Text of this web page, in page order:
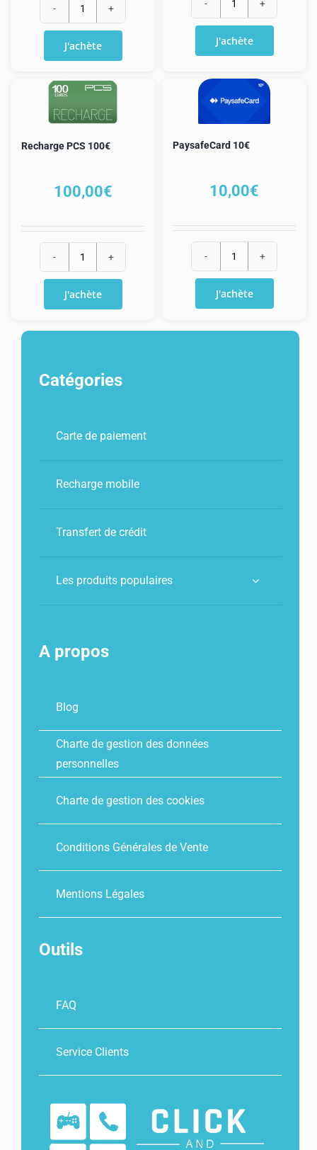
50€
J'achète
PaysafeCard
J'achète
Recharge PCS 100€
100,00€
Recharge
J'achète
PaysafeCard 10€
10,00€
PaysafeCard
J'achète
Catégories
Carte de paiement
Recharge mobile
Transfert de crédit
Les produits populaires
A propos
Blog
Charte de gestion des données
personnelles
Charte de gestion des cookies
Conditions Générales de Vente
Mentions Légales
Outils
FAQ
Service Clients